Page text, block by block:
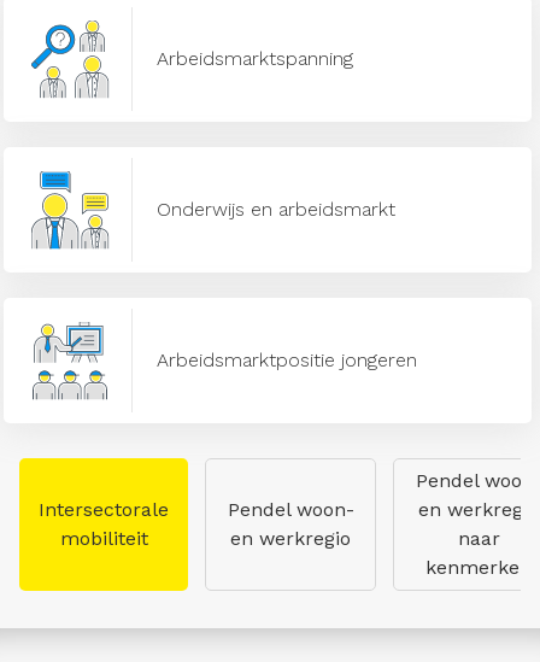
Arbeidsmarktspanning
Onderwijs en arbeidsmarkt
Arbeidsmarktpositie jongeren
Intersectorale
mobiliteit
Pendel woon-
en werkregio
Pendel
en werkregio
naar
kenmerken